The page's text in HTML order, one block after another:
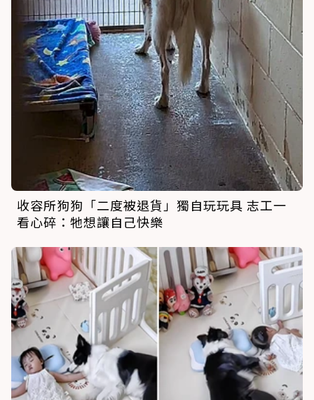
收容所狗狗「二度被退貨」獨自玩玩具 志工一
看心碎：牠想讓自己快樂